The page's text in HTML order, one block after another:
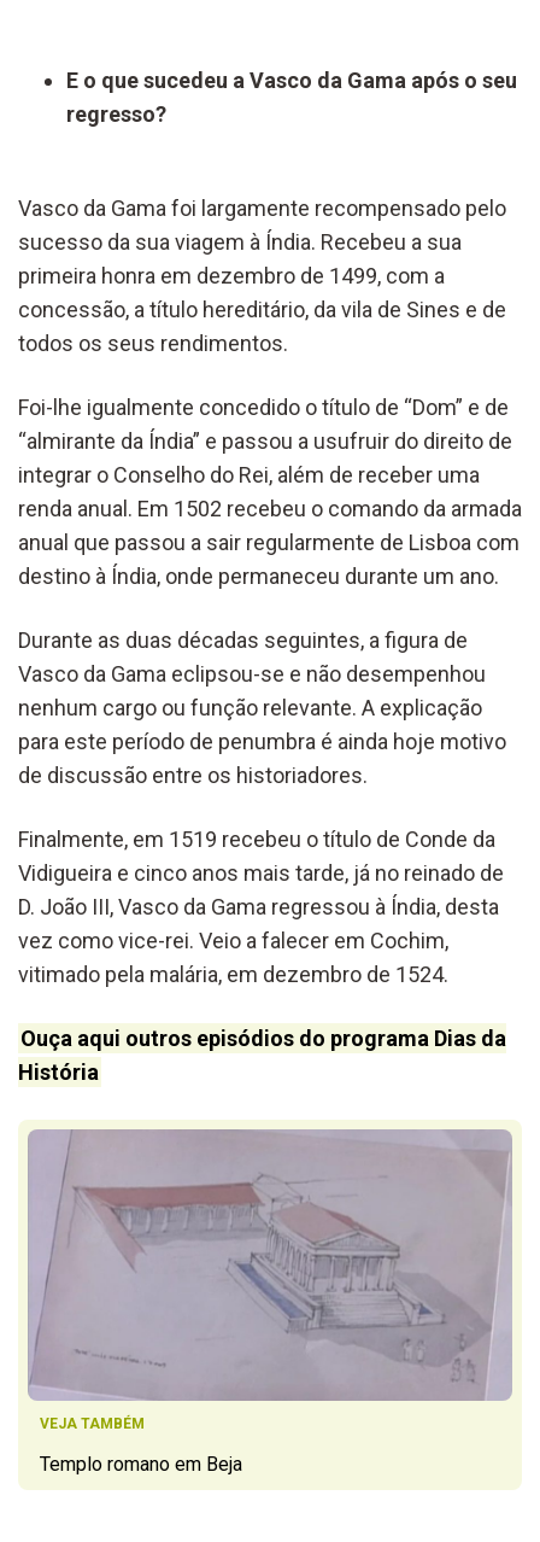
E o que sucedeu a Vasco da Gama após o seu
regresso?
Vasco da Gama foi largamente recompensado pelo
sucesso da sua viagem à Índia. Recebeu a sua
primeira honra em dezembro de 1499, com a
concessão, a título hereditário, da vila de Sines e de
todos os seus rendimentos.
Foi-lhe igualmente concedido o título de “Dom” e de
“almirante da Índia” e passou a usufruir do direito de
integrar o Conselho do Rei, além de receber uma
renda anual. Em 1502 recebeu o comando da armada
anual que passou a sair regularmente de Lisboa com
destino à Índia, onde permaneceu durante um ano.
Durante as duas décadas seguintes, a figura de
Vasco da Gama eclipsou-se e não desempenhou
nenhum cargo ou função relevante. A explicação
para este período de penumbra é ainda hoje motivo
de discussão entre os historiadores.
Finalmente, em 1519 recebeu o título de Conde da
Vidigueira e cinco anos mais tarde, já no reinado de
D. João III, Vasco da Gama regressou à Índia, desta
vez como vice-rei. Veio a falecer em Cochim,
vitimado pela malária, em dezembro de 1524.
Ouça aqui outros episódios do programa Dias da
História
VEJA TAMBÉM
Templo romano em Beja